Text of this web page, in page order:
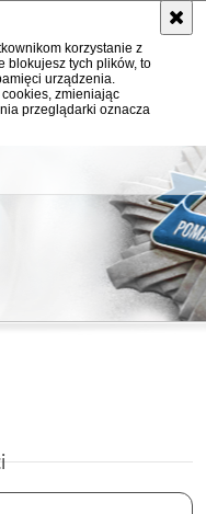
korzystanie z
blokujesz tych plików, to
urządzenia.
zmieniając
przeglądarki oznacza